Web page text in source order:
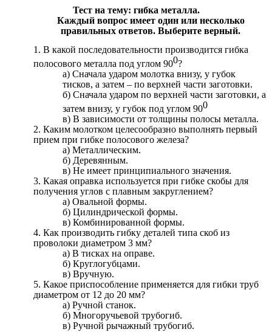
Тест на тему: гибка металла.
Каждый вопрос имеет один или несколько
правильных ответов. Выберите верный.
1. В какой последовательности производится гибка
полосового металла под углом 900?
а) Сначала ударом молотка внизу, у губок
тисков, а затем – по верхней части заготовки.
б) Сначала ударом по верхней части заготовки, а
затем внизу, у губок под углом 900
в) В зависимости от толщины полосы металла.
2. Каким молотком целесообразно выполнять первый
прием при гибке полосового железа?
а) Металлическим.
б) Деревянным.
в) Не имеет принципиального значения.
3. Какая оправка используется при гибке скобы для
получения углов с плавным закруглением?
а) Овальной формы.
б) Цилиндрической формы.
в) Комбинированной формы.
4. Как производить гибку деталей типа скоб из
проволоки диаметром 3 мм?
а) В тисках на оправе.
б) Круглогубцами.
в) Вручную.
5. Какое приспособление применяется для гибки труб
диаметром от 12 до 20 мм?
а) Ручной станок.
б) Многоручьевой трубогиб.
в) Ручной рычажный трубогиб.